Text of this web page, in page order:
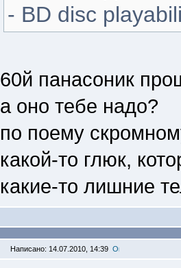
- BD disc
60й панасоник
а оно тебе надо?
по поему
какой-то глюк,
какие-то лишние
Написано: 14.07.2010, 14:39